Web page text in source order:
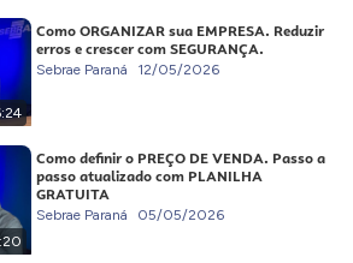
Como ORGANIZAR sua EMPRESA. Reduzir
erros e crescer com SEGURANÇA.
Sebrae Paraná 12/05/2026
Como definir o PREÇO DE VENDA. Passo a
passo atualizado com PLANILHA
GRATUITA
Sebrae Paraná 05/05/2026